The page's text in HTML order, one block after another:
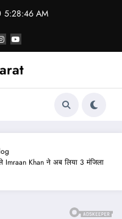
5:28:49 AM
Imraan Khan ने अब लिया 3 मंजिला